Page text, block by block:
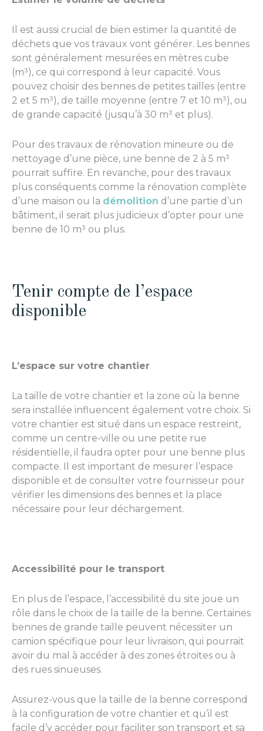
Il est aussi crucial de bien estimer la quantité de
déchets que vos travaux vont générer. Les bennes
sont généralement mesurées en mètres cube
(m³), ce qui correspond à leur capacité. Vous
pouvez choisir des bennes de petites tailles (entre
2 et 5 m³), de taille moyenne (entre 7 et 10 m³), ou
de grande capacité (jusqu’à 30 m³ et plus).
Pour des travaux de rénovation mineure ou de
nettoyage d’une pièce, une benne de 2 à 5 m³
pourrait suffire. En revanche, pour des travaux
plus conséquents comme la rénovation complète
d’une maison ou la démolition d’une partie d’un
bâtiment, il serait plus judicieux d’opter pour une
benne de 10 m³ ou plus.
Tenir compte de l’espace
disponible
L’espace sur votre chantier
La taille de votre chantier et la zone où la benne
sera installée influencent également votre choix. Si
votre chantier est situé dans un espace restreint,
comme un centre-ville ou une petite rue
résidentielle, il faudra opter pour une benne plus
compacte. Il est important de mesurer l’espace
disponible et de consulter votre fournisseur pour
vérifier les dimensions des bennes et la place
nécessaire pour leur déchargement.
Accessibilité pour le transport
En plus de l’espace, l’accessibilité du site joue un
rôle dans le choix de la taille de la benne. Certaines
bennes de grande taille peuvent nécessiter un
camion spécifique pour leur livraison, qui pourrait
avoir du mal à accéder à des zones étroites ou à
des rues sinueuses.
Assurez-vous que la taille de la benne correspond
à la configuration de votre chantier et qu’il est
facile d’y accéder pour faciliter son transport et sa